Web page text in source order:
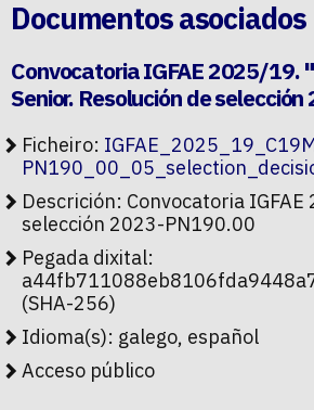
Documentos asociados
Convocatoria IGFAE 2025/19.
Senior. Resolución de
Ficheiro:
Descrición: Convocatoria
selección 2023-PN190.00
Pegada dixital:
(SHA-256)
Idioma(s): galego, español
Acceso público